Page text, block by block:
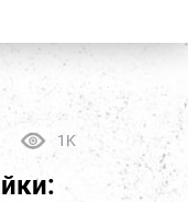
1K